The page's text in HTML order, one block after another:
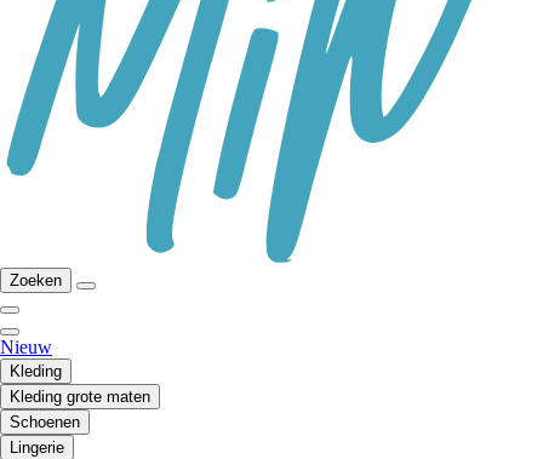
Zoeken
Nieuw
Kleding
Kleding grote maten
Schoenen
Lingerie